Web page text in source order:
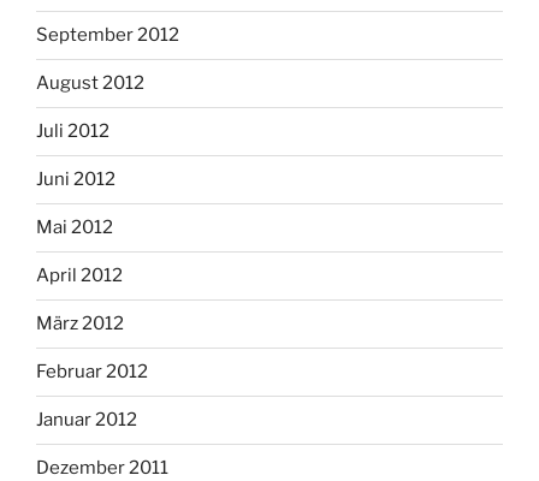
September 2012
August 2012
Juli 2012
Juni 2012
Mai 2012
April 2012
März 2012
Februar 2012
Januar 2012
Dezember 2011